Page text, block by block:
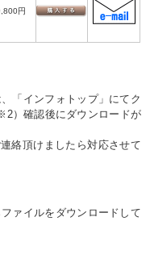
円
「インフォトップ」にてク
）確認後にダウンロードが
絡頂けましたら対応させて
ァイルをダウンロードして